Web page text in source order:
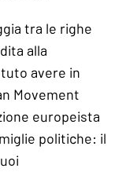
tra le righe
alla
avere in
Movement
europeista
politiche: il